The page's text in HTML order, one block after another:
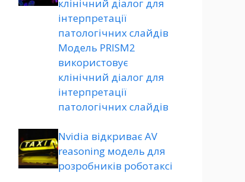
клінічний діалог для
інтерпретації
патологічних слайдів
Модель PRISM2
використовує
клінічний діалог для
інтерпретації
патологічних слайдів
Nvidia відкриває AV
reasoning модель для
розробників роботаксі